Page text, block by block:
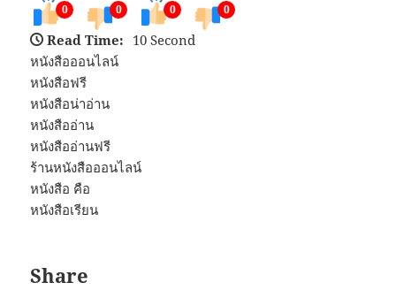
0 0 0 0
Read Time: 10 Second
หนังสือออนไลน์
หนังสือฟรี
หนังสือน่าอ่าน
หนังสืออ่าน
หนังสืออ่านฟรี
ร้านหนังสือออนไลน์
หนังสือ คือ
หนังสือเรียน
Share